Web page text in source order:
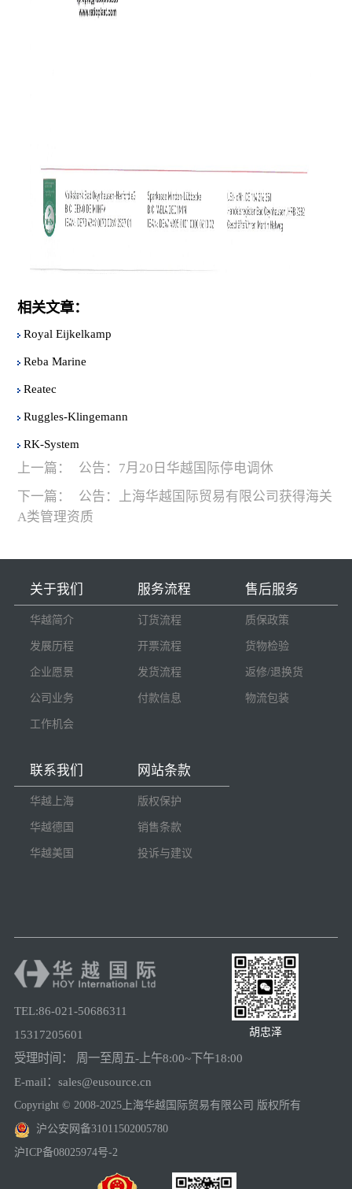
相关文章：
Royal Eijkelkamp
Reba Marine
Reatec
Ruggles-Klingemann
RK-System
上一篇：
公告：7月20日华越国际停电调休
下一篇：
公告：上海华越国际贸易有限公司获得海关
A类管理资质
关于我们
华越简介
发展历程
企业愿景
公司业务
工作机会
服务流程
订货流程
开票流程
发货流程
付款信息
售后服务
质保政策
货物检验
返修/退换货
物流包装
联系我们
华越上海
华越德国
华越美国
网站条款
版权保护
销售条款
投诉与建议
TEL:86-021-50686311
15317205601
受理时间： 周一至周五-上午8:00~下午18:00
E-mail：sales@eusource.cn
胡忠泽
Copyright © 2008-2025上海华越国际贸易有限公司 版权所有
沪公安网备31011502005780
沪ICP备08025974号-2